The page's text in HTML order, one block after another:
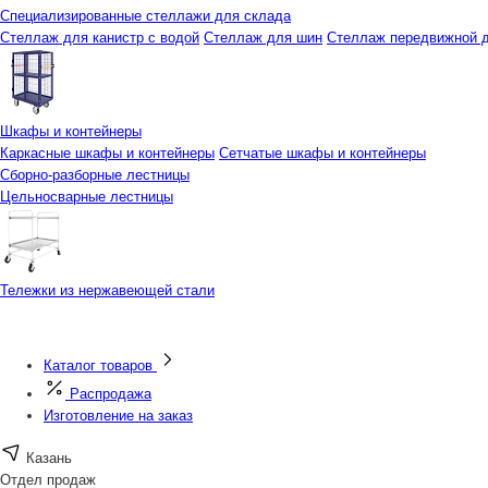
Специализированные стеллажи для склада
Стеллаж для канистр с водой Стеллаж для шин Стеллаж передвижной
Шкафы и контейнеры
Каркасные шкафы и контейнеры Сетчатые шкафы и контейнеры
Сборно-разборные лестницы
Цельносварные лестницы
Тележки из нержавеющей стали
Каталог товаров
Распродажа
Изготовление на заказ
Казань
Отдел продаж